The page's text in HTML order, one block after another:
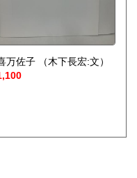
万佐子
（木下長宏:文）